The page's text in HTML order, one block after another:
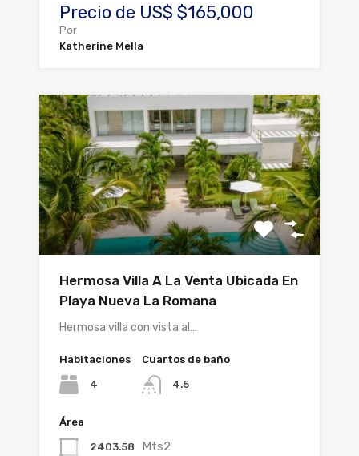
Precio de US$ $165,000
Por
Katherine Mella
Hermosa Villa A La Venta Ubicada En
Playa Nueva La Romana
Hermosa villa con vista al…
Habitaciones
4
Cuartos de baño
4.5
Área
2403.58 Mts2